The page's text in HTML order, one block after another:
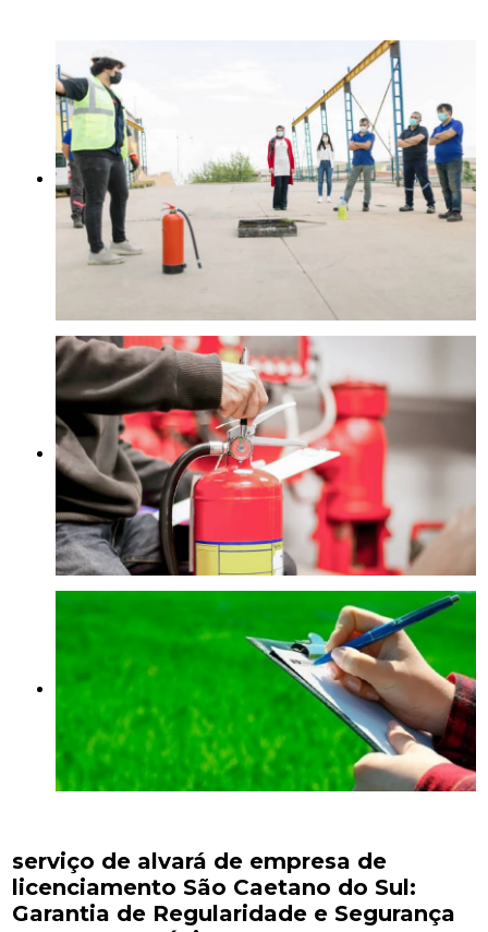
serviço de alvará de empresa de
licenciamento São Caetano do Sul:
Garantia de Regularidade e Segurança